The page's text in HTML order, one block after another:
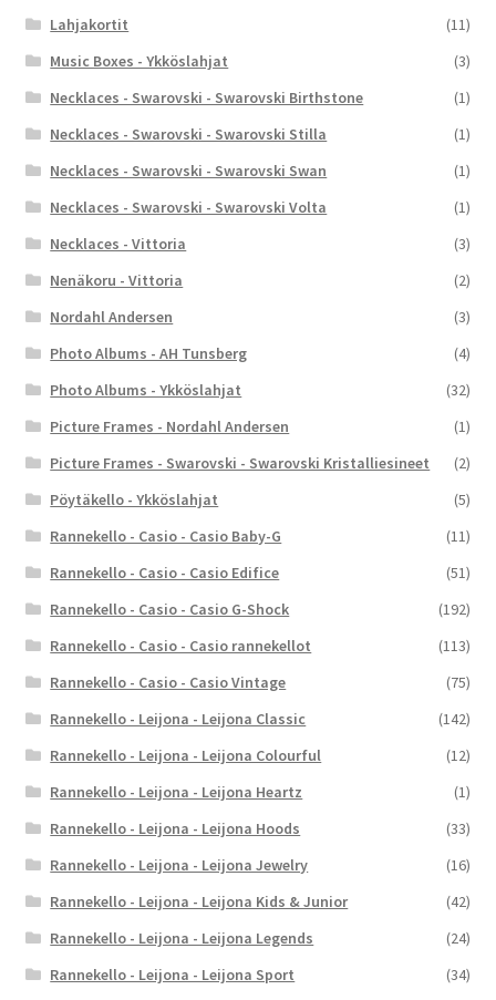
Lahjakortit
(11)
Music Boxes - Ykköslahjat
(3)
Necklaces - Swarovski - Swarovski Birthstone
(1)
Necklaces - Swarovski - Swarovski Stilla
(1)
Necklaces - Swarovski - Swarovski Swan
(1)
Necklaces - Swarovski - Swarovski Volta
(1)
Necklaces - Vittoria
(3)
Nenäkoru - Vittoria
(2)
Nordahl Andersen
(3)
Photo Albums - AH Tunsberg
(4)
Photo Albums - Ykköslahjat
(32)
Picture Frames - Nordahl Andersen
(1)
Picture Frames - Swarovski - Swarovski Kristalliesineet
(2)
Pöytäkello - Ykköslahjat
(5)
Rannekello - Casio - Casio Baby-G
(11)
Rannekello - Casio - Casio Edifice
(51)
Rannekello - Casio - Casio G-Shock
(192)
Rannekello - Casio - Casio rannekellot
(113)
Rannekello - Casio - Casio Vintage
(75)
Rannekello - Leijona - Leijona Classic
(142)
Rannekello - Leijona - Leijona Colourful
(12)
Rannekello - Leijona - Leijona Heartz
(1)
Rannekello - Leijona - Leijona Hoods
(33)
Rannekello - Leijona - Leijona Jewelry
(16)
Rannekello - Leijona - Leijona Kids & Junior
(42)
Rannekello - Leijona - Leijona Legends
(24)
Rannekello - Leijona - Leijona Sport
(34)